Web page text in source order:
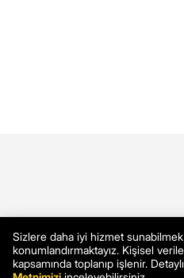
Sizlere daha iyi hizmet
konumlandırmaktayız. Kişisel
kapsamında toplanıp işlenir.